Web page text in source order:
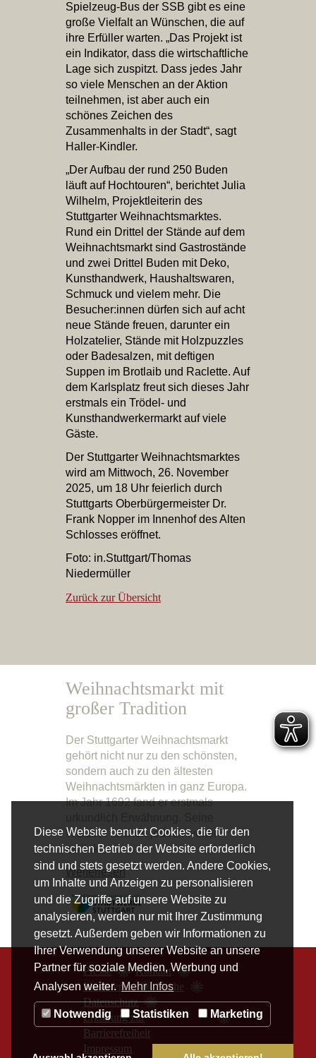
Diese Website benutzt Cookies, die für den
technischen Betrieb der Website erforderlich
sind und stets gesetzt werden. Andere Cookies,
um Inhalte und Anzeigen zu personalisieren
und die Zugriffe auf unsere Website zu
analysieren, werden nur mit Ihrer Zustimmung
gesetzt. Außerdem geben wir Informationen zu
Ihrer Verwendung unserer Website an unsere
Partner für soziale Medien, Werbung und
Analysen weiter. Mehr Infos
Notwendig Statistiken Marketing
Spielzeug-Bus der SSB gibt es eine
große Vielfalt an Wünschen, die auf
ihre Erfüller warten. „Das Projekt ist
ein Indikator, dass die wirtschaftliche
Lage sich zuspitzt. Dass jedes Jahr
so viele Menschen an der Aktion
teilnehmen, ist aber auch ein
schönes Zeichen des
Zusammenhalts in der Stadt“, sagt
Haller-Kindler.
„Der Aufbau der rund 250 Buden
läuft auf Hochtouren“, berichtet Julia
Wilhelm, Projektleiterin des
Stuttgarter Weihnachtsmarktes.
Rund ein Drittel der Stände auf dem
Weihnachtsmarkt sind Gastrostände
und zwei Drittel Buden mit Deko,
Kunsthandwerk, Haushaltswaren,
Schmuck und vielem mehr. Die
Besucher:innen dürfen sich auf acht
neue Stände freuen, darunter ein
Holzatelier, Stände mit Holzpuzzles
oder Badesalzen, mit deftigen
Suppen im Brotlaib und Raclette. Auf
dem Karlsplatz freut sich dieses Jahr
erstmals ein Trödel- und
Kunsthandwerkermarkt auf viele
Gäste.
Der Stuttgarter Weihnachtsmarktes
wird am Mittwoch, 26. November
2025, um 18 Uhr feierlich durch
Stuttgarts Oberbürgermeister Dr.
Frank Nopper im Innenhof des Alten
Schlosses eröffnet.
Foto: in.Stuttgart/Thomas
Niedermüller
Zurück zur Übersicht
Weihnachtsmarkt mit
großer Tradition
Der Stuttgarter Weihnachtsmarkt
gehört nicht nur zu den schönsten,
sondern auch zu den ältesten
Weihnachtsmärkten in ganz Europa.
Im Jahr 1692 fand er erstmals
Wurzeln reichen jedoch weiter
zurück.
Weiterlesen
Presse
Kontakt
Musizieren
Suche
Datenschutz
Erklärung zur
Barrierefreiheit
Impressum